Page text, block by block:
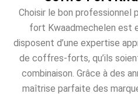
Choisir le bon professionnel
fort Kwaadmechelen est
disposent d’une expertise
de coffres-forts, qu’ils
combinaison. Grâce à des
maîtrise parfaite des